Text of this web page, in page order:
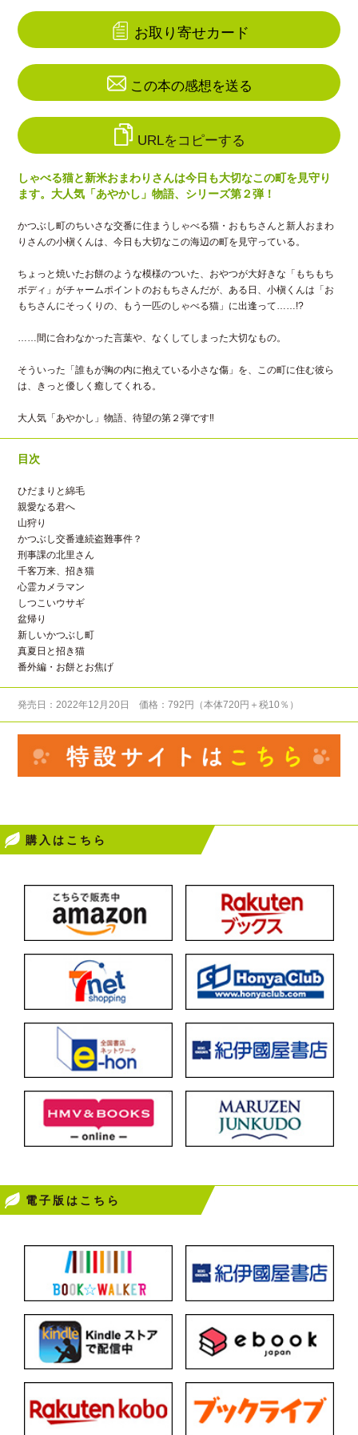
お取り寄せカード
この本の感想を送る
URLをコピーする
しゃべる猫と新米おまわりさんは今日も大切なこの町を見守り
ます。大人気「あやかし」物語、シリーズ第２弾！
かつぶし町のちいさな交番に住まうしゃべる猫・おもちさんと新人おまわ
りさんの小槇くんは、今日も大切なこの海辺の町を見守っている。
ちょっと焼いたお餅のような模様のついた、おやつが大好きな「もちもち
ボディ」がチャームポイントのおもちさんだが、ある日、小槇くんは「お
もちさんにそっくりの、もう一匹のしゃべる猫」に出逢って……!?
……間に合わなかった言葉や、なくしてしまった大切なもの。
そういった「誰もが胸の内に抱えている小さな傷」を、この町に住む彼ら
は、きっと優しく癒してくれる。
大人気「あやかし」物語、待望の第２弾です‼
目次
ひだまりと綿毛
親愛なる君へ
山狩り
かつぶし交番連続盗難事件？
刑事課の北里さん
千客万来、招き猫
心霊カメラマン
しつこいウサギ
盆帰り
新しいかつぶし町
真夏日と招き猫
番外編・お餅とお焦げ
発売日：2022年12月20日 価格：792円（本体720円＋税10％）
購入はこちら
電子版はこちら